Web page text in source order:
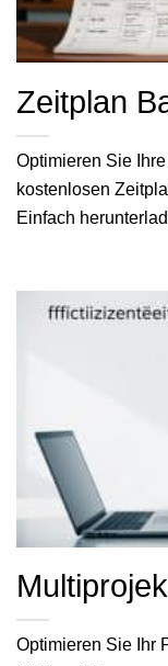
Zeitplan
Optimieren Sie
kostenlosen
Einfach
Optimieren Sie Ihr